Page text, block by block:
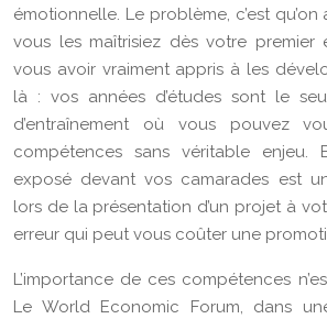
émotionnelle. Le problème, c’est
vous les maîtrisiez dès votre premier
vous avoir vraiment appris à les
là : vos années d’études sont le
d’entraînement où vous pouvez
compétences sans véritable enjeu.
exposé devant vos camarades est
lors de la présentation d’un projet à
erreur qui peut vous coûter une
L’importance de ces compétences
Le World Economic Forum, dans